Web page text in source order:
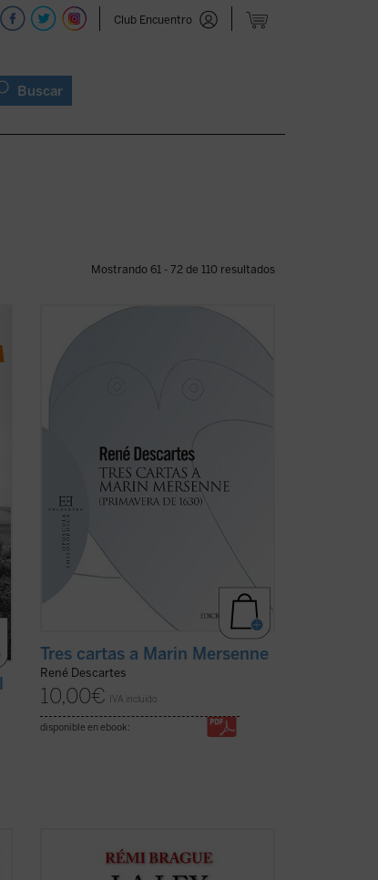
Club Encuentro
Buscar
Mostrando 61 - 72 de 110 resultados
«Las verdades matemáticas, a las que
vos llamáis eternas, han sido
establecidas por Dios y dependen
enteramente de Él, tanto como el resto
Tres cartas a Marin Mersenne
René Descartes
10,00€ IVA incluido
disponible en ebook:
En este segundo libro de la trilogía